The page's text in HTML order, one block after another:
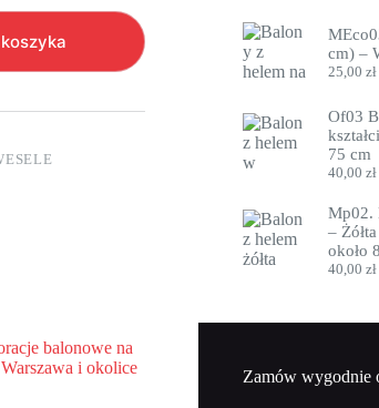
cm) –
25,00zł
Of03
75 cm
40,00zł
Mp02.
–
około
40,00zł
Zamów wygodnie